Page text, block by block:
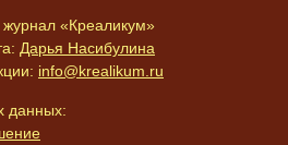
«Креаликум»
Дарья Насибулина
info@krealikum.ru
данных: